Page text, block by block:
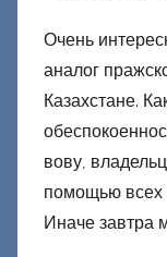
Очень
аналог
Казахстане.
вову,
помощью всех
Иначе завтра